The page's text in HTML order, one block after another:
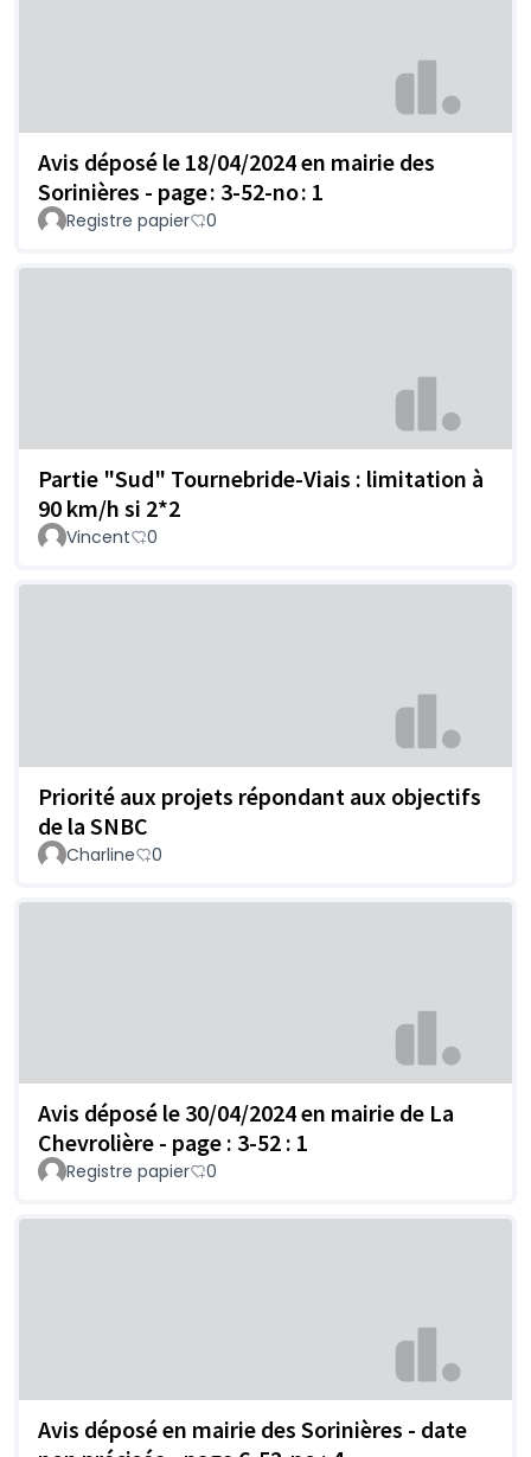
Avis déposé le 18/04/2024 en mairie des
Sorinières - page : 3-52-no : 1
Registre papier 0
Partie "Sud" Tournebride-Viais : limitation à
90 km/h si 2*2
Vincent 0
Priorité aux projets répondant aux objectifs
de la SNBC
Charline 0
Avis déposé le 30/04/2024 en mairie de La
Chevrolière - page : 3-52 : 1
Registre papier 0
Avis déposé en mairie des Sorinières - date